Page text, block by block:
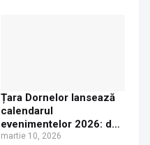
Țara Dornelor lansează
calendarul
evenimentelor 2026: de
la festivaluri tradiționale
martie 10, 2026